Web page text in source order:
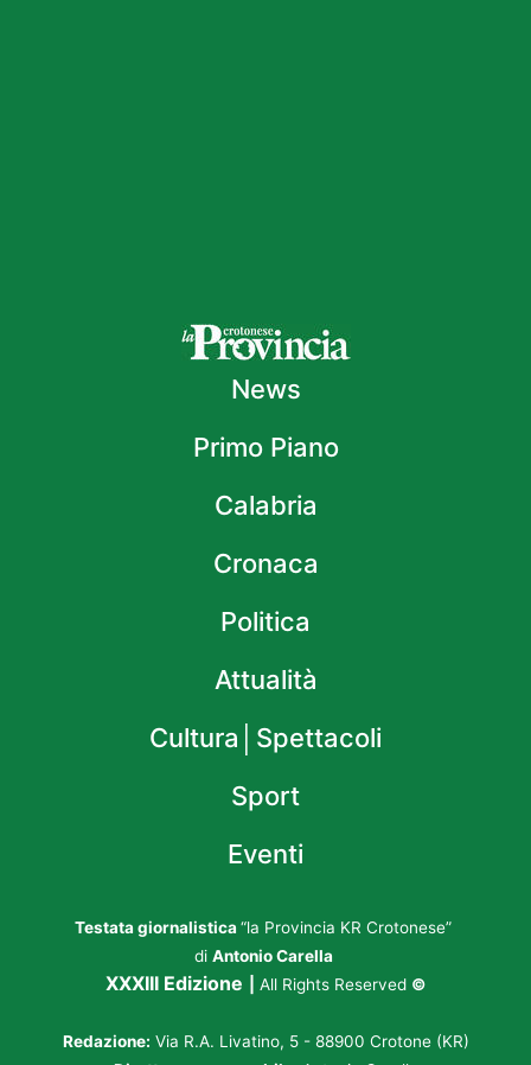
News
Primo Piano
Calabria
Cronaca
Politica
Attualità
Cultura│Spettacoli
Sport
Eventi
Testata giornalistica “la Provincia KR Crotonese”
di Antonio Carella
XXXIII Edizione All Rights Reserved ©
Redazione: Via R.A. Livatino, 5 - 88900 Crotone (KR)